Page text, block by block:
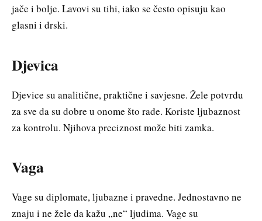
jače i bolje. Lavovi su tihi, iako se često opisuju kao
glasni i drski.
D‌jevica
D‌jevice su analitične, praktične i savjesne. Žele potvrdu
za sve da su dobre u onome što rade. Koriste ljubaznost
za kontrolu. Njihova preciznost može biti zamka.
Vaga
Vage su diplomate, ljubazne i pravedne. Jednostavno ne
znaju i ne žele da kažu „ne“ ljudima. Vage su